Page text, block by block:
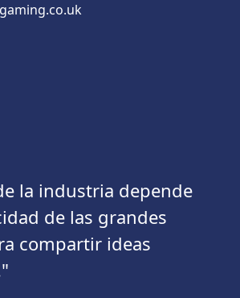
la industria depende
de las grandes
compartir ideas